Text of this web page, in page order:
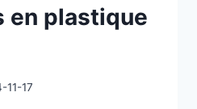
en plastique
11-17